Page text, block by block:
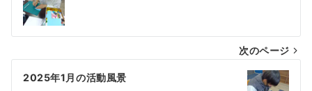
次のページ
2025年1月の活動風景